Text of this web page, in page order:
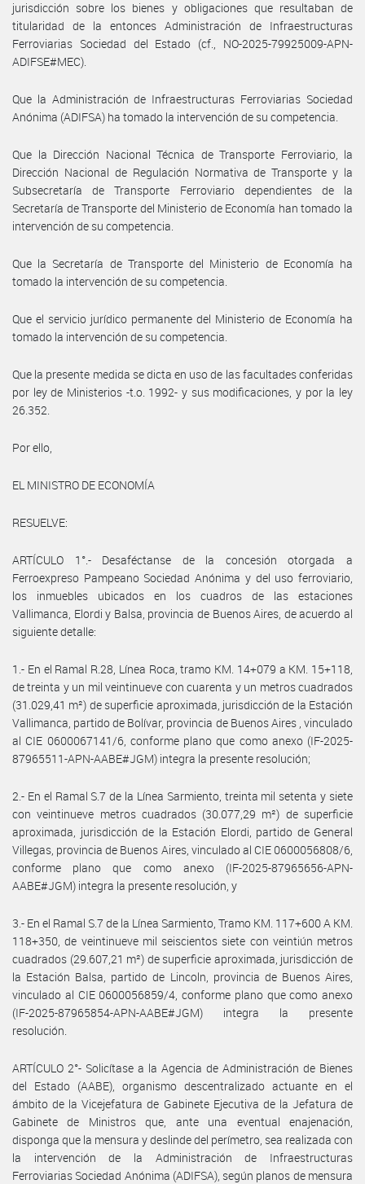
jurisdicción sobre los bienes y obligaciones que resultaban de
titularidad de la entonces Administración de Infraestructuras
Ferroviarias Sociedad del Estado (cf., NO-2025-79925009-APN-
ADIFSE#MEC).
Que la Administración de Infraestructuras Ferroviarias Sociedad
Anónima (ADIFSA) ha tomado la intervención de su competencia.
Que la Dirección Nacional Técnica de Transporte Ferroviario, la
Dirección Nacional de Regulación Normativa de Transporte y la
Subsecretaría de Transporte Ferroviario dependientes de la
Secretaría de Transporte del Ministerio de Economía han tomado la
intervención de su competencia.
Que la Secretaría de Transporte del Ministerio de Economía ha
tomado la intervención de su competencia.
Que el servicio jurídico permanente del Ministerio de Economía ha
tomado la intervención de su competencia.
Que la presente medida se dicta en uso de las facultades conferidas
por ley de Ministerios -t.o. 1992- y sus modificaciones, y por la ley
26.352.
Por ello,
EL MINISTRO DE ECONOMÍA
RESUELVE:
ARTÍCULO 1°.- Desaféctanse de la concesión otorgada a
Ferroexpreso Pampeano Sociedad Anónima y del uso ferroviario,
los inmuebles ubicados en los cuadros de las estaciones
Vallimanca, Elordi y Balsa, provincia de Buenos Aires, de acuerdo al
siguiente detalle:
1.- En el Ramal R.28, Línea Roca, tramo KM. 14+079 a KM. 15+118,
de treinta y un mil veintinueve con cuarenta y un metros cuadrados
(31.029,41 m²) de superficie aproximada, jurisdicción de la Estación
Vallimanca, partido de Bolívar, provincia de Buenos Aires , vinculado
al CIE 0600067141/6, conforme plano que como anexo (IF-2025-
87965511-APN-AABE#JGM) integra la presente resolución;
2.- En el Ramal S.7 de la Línea Sarmiento, treinta mil setenta y siete
con veintinueve metros cuadrados (30.077,29 m²) de superficie
aproximada, jurisdicción de la Estación Elordi, partido de General
Villegas, provincia de Buenos Aires, vinculado al CIE 0600056808/6,
conforme plano que como anexo (IF-2025-87965656-APN-
AABE#JGM) integra la presente resolución, y
3.- En el Ramal S.7 de la Línea Sarmiento, Tramo KM. 117+600 A KM.
118+350, de veintinueve mil seiscientos siete con veintiún metros
cuadrados (29.607,21 m²) de superficie aproximada, jurisdicción de
la Estación Balsa, partido de Lincoln, provincia de Buenos Aires,
vinculado al CIE 0600056859/4, conforme plano que como anexo
(IF-2025-87965854-APN-AABE#JGM) integra la presente
resolución.
ARTÍCULO 2°- Solicítase a la Agencia de Administración de Bienes
del Estado (AABE), organismo descentralizado actuante en el
ámbito de la Vicejefatura de Gabinete Ejecutiva de la Jefatura de
Gabinete de Ministros que, ante una eventual enajenación,
disponga que la mensura y deslinde del perímetro, sea realizada con
la intervención de la Administración de Infraestructuras
Ferroviarias Sociedad Anónima (ADIFSA), según planos de mensura